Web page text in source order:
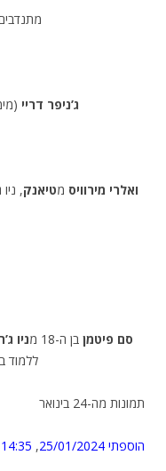
ג’ניפר דריי
ואלרי מירוויס מטיאנק,
סם פיטמן בן ה-18 מ ניו
ללמוד
תמונות מה-24 בינואר
הוספתי 25/01/2024 ,
14:35